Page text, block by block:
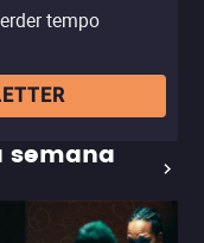
tempo
semana